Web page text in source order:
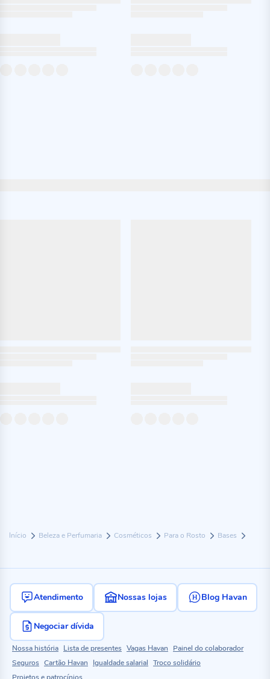
Início Beleza e Perfumaria Cosméticos Para o Rosto Bases
Atendimento Nossas lojas Blog Havan
Negociar dívida
Nossa história Lista de presentes Vagas Havan
Painel do colaborador
Seguros Cartão Havan Igualdade salarial Troco solidário